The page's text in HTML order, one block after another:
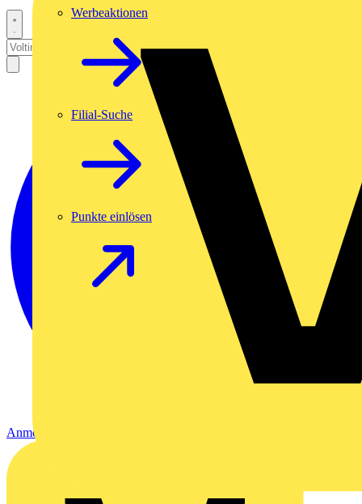
Werbeaktionen
Filial-Suche
Punkte einlösen
Anmelden